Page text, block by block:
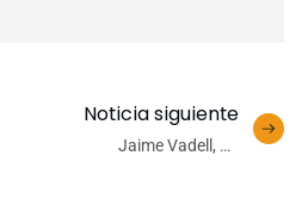
Noticia siguiente
Jaime Vadell, un